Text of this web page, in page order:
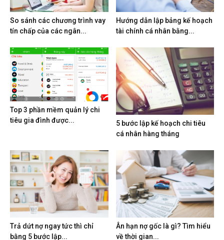
So sánh các chương trình vay
tín chấp của các ngân...
Hướng dẫn lập bảng kế hoạch
tài chính cá nhân bằng...
Top 3 phần mềm quản lý chi
tiêu gia đình được...
5 bước lập kế hoạch chi tiêu
cá nhân hàng tháng
Trả dứt nợ ngay tức thì chỉ
bằng 5 bước lập...
Ân hạn nợ gốc là gì? Tìm hiểu
về thời gian...